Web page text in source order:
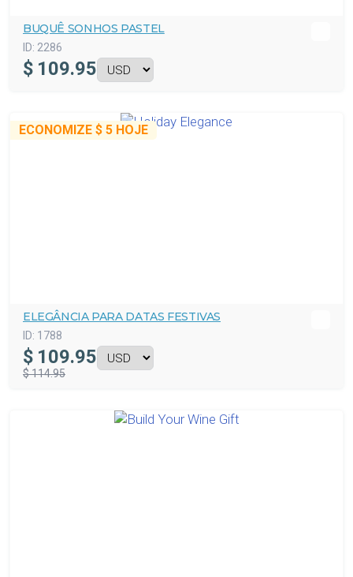
BUQUÊ SONHOS PASTEL
ID: 2286
$ 109.95
ECONOMIZE $ 5 HOJE
ELEGÂNCIA PARA DATAS FESTIVAS
ID: 1788
$ 109.95
$ 114.95